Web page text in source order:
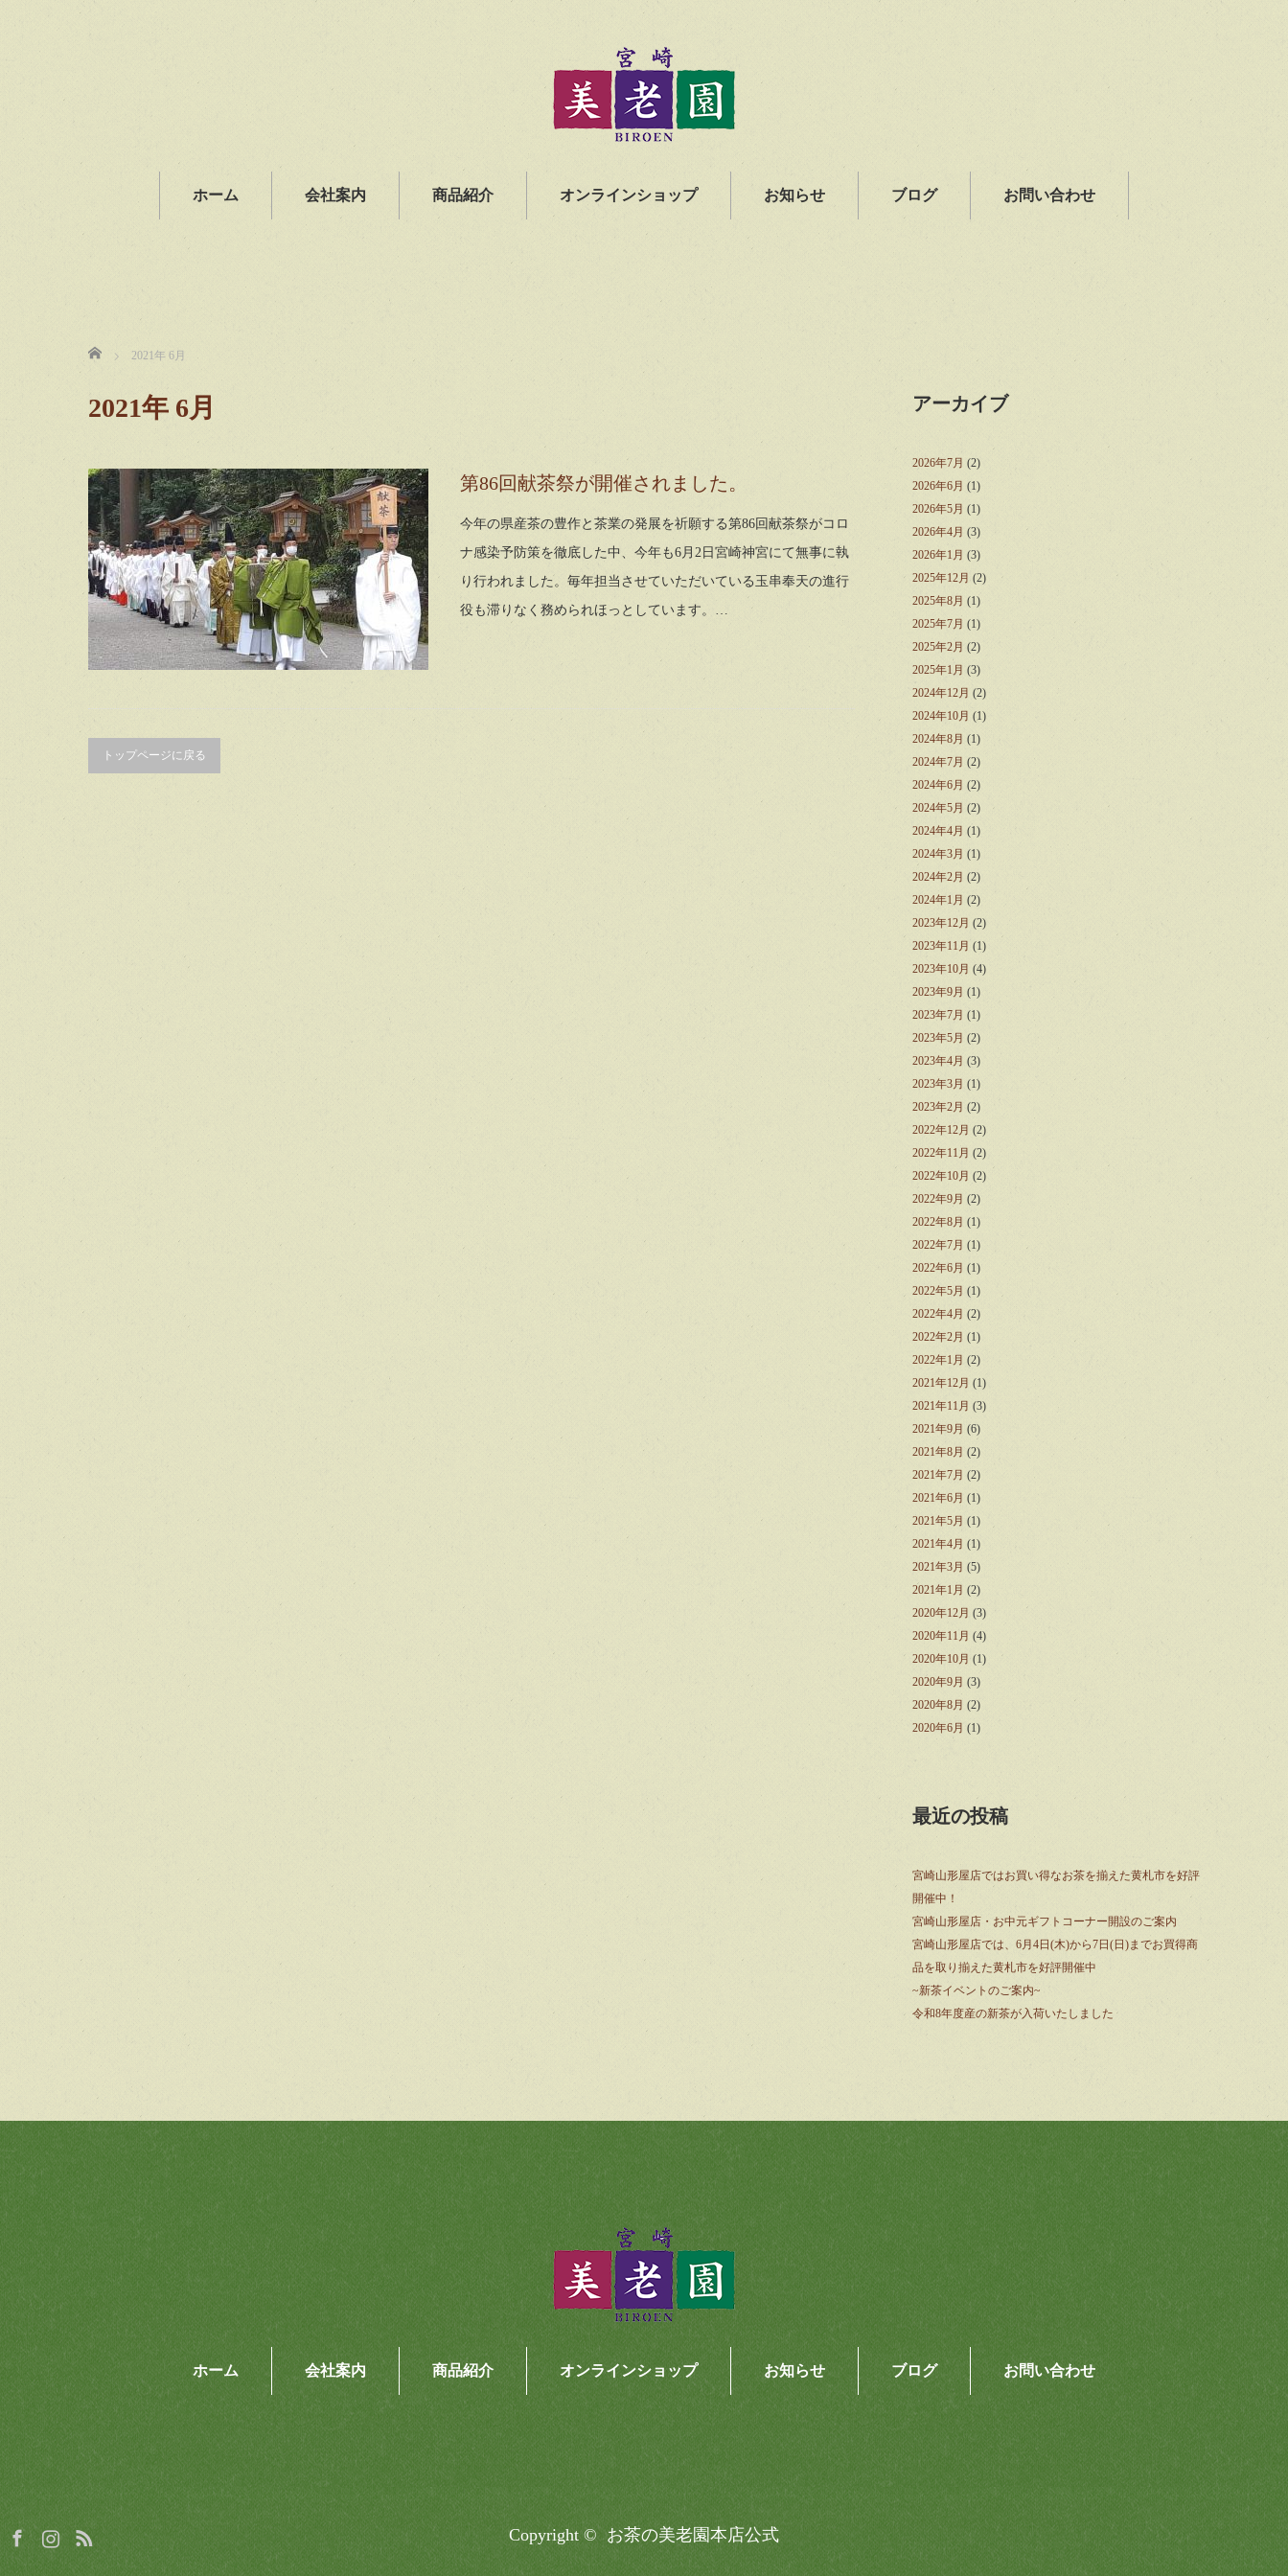
ホーム 会社案内 商品紹介 オンラインショップ お知らせ ブログ お問い合わせ
ホーム 2021年 6月
2021年 6月
第86回献茶祭が開催されました。
今年の県産茶の豊作と茶業の発展を祈願する第86回献茶祭がコロ
ナ感染予防策を徹底した中、今年も6月2日宮崎神宮にて無事に執
り行われました。毎年担当させていただいている玉串奉天の進行
役も滞りなく務められほっとしています。…
トップページに戻る
アーカイブ
2026年7月 (2)
2026年6月 (1)
2026年5月 (1)
2026年4月 (3)
2026年1月 (3)
2025年12月 (2)
2025年8月 (1)
2025年7月 (1)
2025年2月 (2)
2025年1月 (3)
2024年12月 (2)
2024年10月 (1)
2024年8月 (1)
2024年7月 (2)
2024年6月 (2)
2024年5月 (2)
2024年4月 (1)
2024年3月 (1)
2024年2月 (2)
2024年1月 (2)
2023年12月 (2)
2023年11月 (1)
2023年10月 (4)
2023年9月 (1)
2023年7月 (1)
2023年5月 (2)
2023年4月 (3)
2023年3月 (1)
2023年2月 (2)
2022年12月 (2)
2022年11月 (2)
2022年10月 (2)
2022年9月 (2)
2022年8月 (1)
2022年7月 (1)
2022年6月 (1)
2022年5月 (1)
2022年4月 (2)
2022年2月 (1)
2022年1月 (2)
2021年12月 (1)
2021年11月 (3)
2021年9月 (6)
2021年8月 (2)
2021年7月 (2)
2021年6月 (1)
2021年5月 (1)
2021年4月 (1)
2021年3月 (5)
2021年1月 (2)
2020年12月 (3)
2020年11月 (4)
2020年10月 (1)
2020年9月 (3)
2020年8月 (2)
2020年6月 (1)
最近の投稿
宮崎山形屋店ではお買い得なお茶を揃えた黄札市を好評
開催中！
宮崎山形屋店・お中元ギフトコーナー開設のご案内
宮崎山形屋店では、6月4日(木)から7日(日)までお買得商
品を取り揃えた黄札市を好評開催中
~新茶イベントのご案内~
令和8年度産の新茶が入荷いたしました
ホーム 会社案内 商品紹介 オンラインショップ お知らせ ブログ お問い合わせ
FacebookInstagram
RSS Copyright ©お茶の美老園本店公式